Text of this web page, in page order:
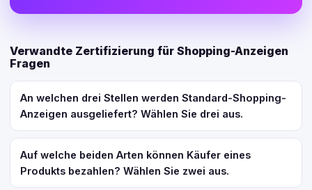
Verwandte Zertifizierung für Shopping-Anzeigen
Fragen
An welchen drei Stellen werden Standard-Shopping-
Anzeigen ausgeliefert? Wählen Sie drei aus.
Auf welche beiden Arten können Käufer eines
Produkts bezahlen? Wählen Sie zwei aus.